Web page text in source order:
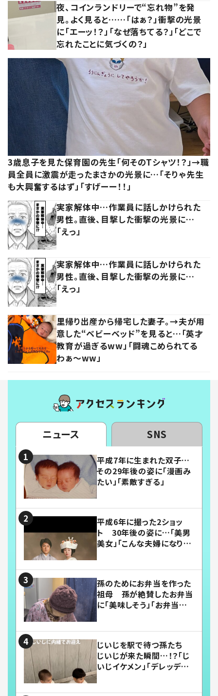
夜、コインランドリーで“忘れ物”を発
見。よく見ると……「はぁ？」衝撃の光景
に「エーッ！？」「なぜ落ちてる？」「どこで
忘れたことに気づくの？」
3歳息子を見た保育園の先生「何そのTシャツ！？」→職
員全員に激震が走ったまさかの光景に…「そりゃ先生
も大興奮するはず」「すげーー！！」
実家解体中…作業員に話しかけられた
男性。直後、目撃した衝撃の光景に…
「えっ」
実家解体中…作業員に話しかけられた
男性。直後、目撃した衝撃の光景に…
「えっ」
里帰り出産から帰宅した妻子。→夫が用
意した“ベビーベッド”を見ると…「英才
教育が過ぎるww」「闘魂こめられてる
わぁ～ww」
ニュース SNS
平成7年に生まれた双子…
その29年後の姿に「漫画み
たい」「素敵すぎる」
平成6年に撮った2ショッ
ト 30年後の姿に…「美男
美女」「こんな夫婦になりた
孫のためにお弁当を作った
祖母 孫が絶賛したお弁当
に「美味しそう」「お弁当すご
じいじを駅で待つ孫たち
じいじが来た瞬間…！？「じ
いじイケメン」「デレッデレ」